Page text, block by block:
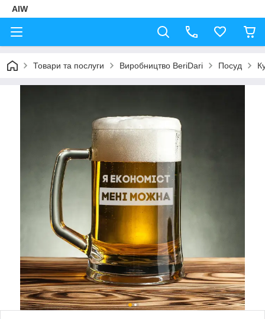
AIW
Товари та послуги Виробництво BeriDari Посуд